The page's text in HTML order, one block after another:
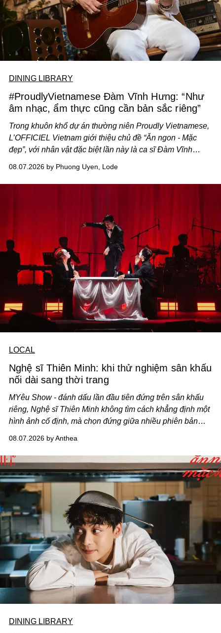
DINING LIBRARY
#ProudlyVietnamese Đàm Vĩnh Hưng: “Như
âm nhạc, ẩm thực cũng cần bản sắc riêng”
Trong khuôn khổ dự án thường niên Proudly Vietnamese,
L’OFFICIEL Vietnam giới thiệu chủ đề “Ăn ngon - Mặc
đẹp”, với nhân vật đặc biệt lần này là ca sĩ Đàm Vĩnh
Cà Phê Cà Pháo mang dấu ấn Indochine hoài niệm, thu
hút nhiều thực khách ghé thăm.
08.07.2026 by Phuong Uyen, Lode
LOCAL
Nghệ sĩ Thiên Minh: khi thử nghiệm sân khấu
nối dài sang thời trang
MYêu Show - đánh dấu lần đầu tiên đứng trên sân khấu
riêng, Nghệ sĩ Thiên Minh không tìm cách khẳng định một
hình ảnh cố định, mà chọn đứng giữa nhiều phiên bản
một bộ suit lụa - như một cách "take the risk" khác, ngoài
âm nhạc.
08.07.2026 by Anthea
DINING LIBRARY